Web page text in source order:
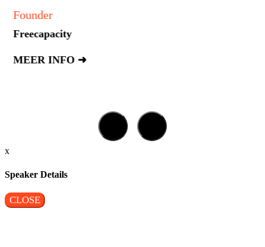
Founder
Freecapacity
MEER INFO ➜
x
Speaker Details
CLOSE